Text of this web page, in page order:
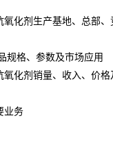
剂生产基地、总部、
、参数及市场应用
剂销量、收入、价格
务